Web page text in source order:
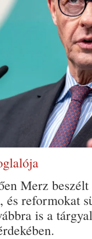
Merz
reformokat
is a